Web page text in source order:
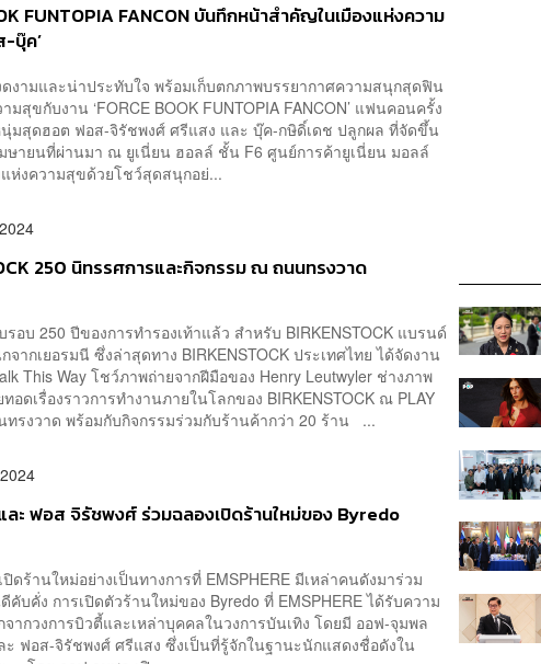
FUNTOPIA FANCON บันทึกหน้าสำคัญในเมืองแห่งความ
บุ๊ค’
ดงามและน่าประทับใจ พร้อมเก็บตกภาพบรรยากาศความสนุกสุดฟิน
มสุขกับงาน ‘FORCE BOOK FUNTOPIA FANCON’ แฟนคอนครั้ง
มสุดฮอต ฟอส-จิรัชพงศ์ ศรีแสง และ บุ๊ค-กษิดิ์เดช ปลูกผล ที่จัดขึ้น
มษายนที่ผ่านมา ณ ยูเนี่ยน ฮอลล์ ชั้น F6 ศูนย์การค้ายูเนี่ยน มอลล์
แห่งความสุขด้วยโชว์สุดสนุกอย่...
250 นิทรรศการและกิจกรรม ณ ถนนทรงวาด
รอบ 250 ปีของการทำรองเท้าแล้ว สำหรับ BIRKENSTOCK แบรนด์
จากเยอรมนี ซึ่งล่าสุดทาง BIRKENSTOCK ประเทศไทย ได้จัดงาน
This Way โชว์ภาพถ่ายจากฝีมือของ Henry Leutwyler ช่างภาพ
อดเรื่องราวการทำงานภายในโลกของ BIRKENSTOCK ณ PLAY
ทรงวาด พร้อมกับกิจกรรมร่วมกับร้านค้ากว่า 20 ร้าน ...
ะ ฟอส จิรัชพงศ์ ร่วมฉลองเปิดร้านใหม่ของ Byredo
ปิดร้านใหม่อย่างเป็นทางการที่ EMSPHERE มีเหล่าคนดังมาร่วม
คับคั่ง การเปิดตัวร้านใหม่ของ Byredo ที่ EMSPHERE ได้รับความ
จากวงการบิวตี้และเหล่าบุคคลในวงการบันเทิง โดยมี ออฟ-จุมพล
ฟอส-จิรัชพงศ์ ศรีแสง ซึ่งเป็นที่รู้จักในฐานะนักแสดงชื่อดังใน